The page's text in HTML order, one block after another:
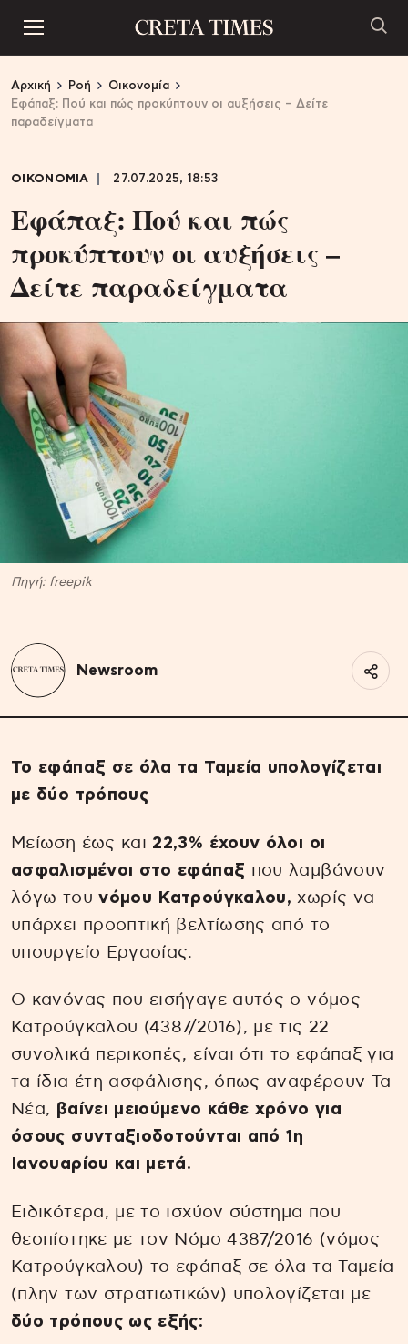
Αρχική Ροή
Οικονομία
Εφάπαξ: Πού και πώς προκύπτουν οι αυξήσεις – Δείτε
παραδείγματα
ΟΙΚΟΝΟΜΙΑ 27.07.2025, 18:53
Εφάπαξ: Πού και πώς
προκύπτουν οι αυξήσεις –
Δείτε παραδείγματα
Πηγή: freepik
Newsroom
Το εφάπαξ σε όλα τα Ταμεία υπολογίζεται
με δύο τρόπους
Μείωση έως και 22,3% έχουν όλοι οι
ασφαλισμένοι στο εφάπαξ που λαμβάνουν
λόγω τουνόμου Κατρούγκαλου, χωρίς να
υπάρχει προοπτική βελτίωσης από το
υπουργείο Εργασίας.
Ο κανόνας που εισήγαγε αυτός ο νόμος
Κατρούγκαλου (4387/2016), με τις 22
συνολικά περικοπές, είναι ότι το εφάπαξ για
τα ίδια έτη ασφάλισης, όπως αναφέρουν Τα
Νέα, βαίνει μειούμενο κάθε χρόνο για
όσους συνταξιοδοτούνται από 1η
Ιανουαρίου και μετά.
Ειδικότερα, με το ισχύον σύστημα που
θεσπίστηκε με τον Νόμο 4387/2016 (νόμος
Κατρούγκαλου) το εφάπαξ σε όλα τα Ταμεία
(πλην των στρατιωτικών) υπολογίζεται με
δύο τρόπους ως εξής: